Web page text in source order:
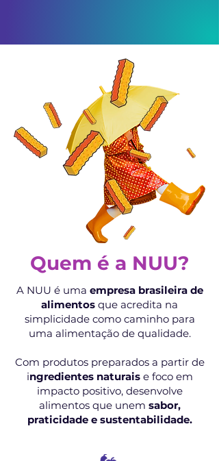
Quem é a NUU?
A NUU é uma empresa brasileira de
alimentos que acredita na
simplicidade como caminho para
uma alimentação de qualidade.
Com produtos preparados a partir de
ingredientes naturais e foco em
impacto positivo, desenvolve
alimentos que unem sabor,
praticidade e sustentabilidade.